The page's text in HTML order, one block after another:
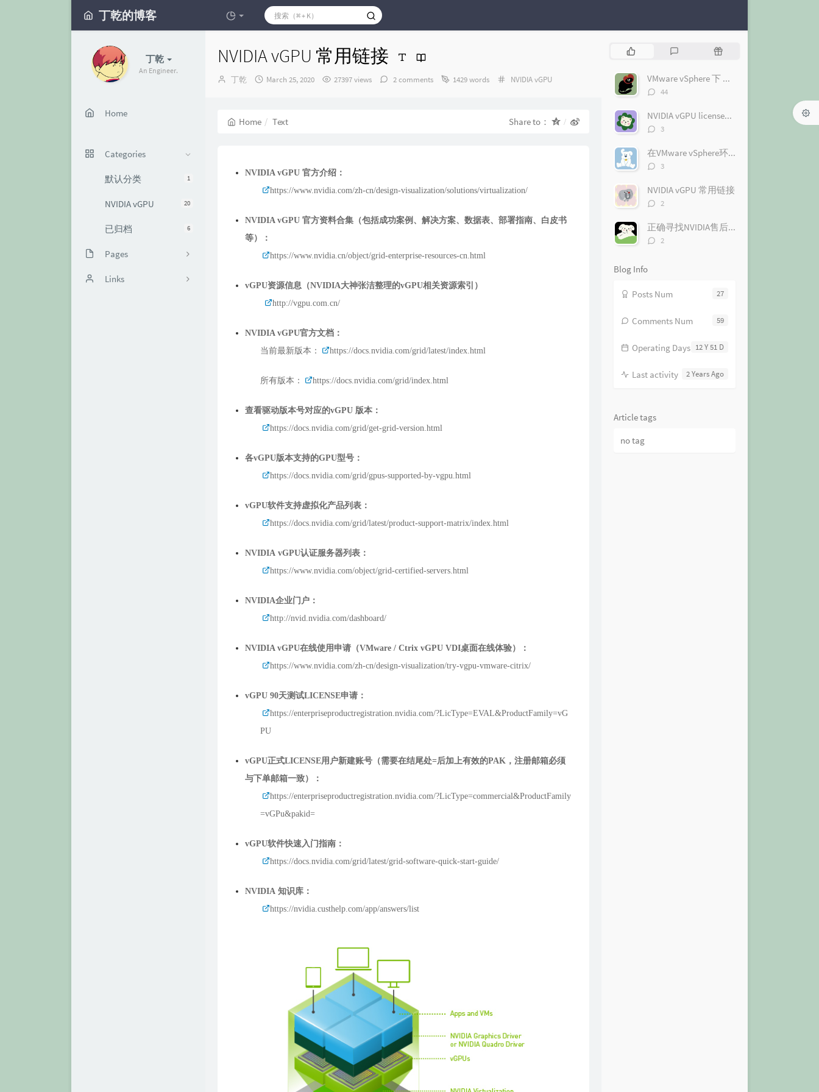
丁乾的博客
丁乾
An Engineer.
Home
Categories
1
默认分类
20
NVIDIA vGPU
6
已归档
Pages
时光机
Links
NVIDIA vGPU 常用链接
Author：
丁乾
发
March 25, 2020 27397 views 2 comments 1429 words Categories：
NVIDIA vGPU
Home Text Share to：
NVIDIA vGPU 官方介绍：
https://www.nvidia.com/zh-cn/design-visualization/solutions/virtualization/
NVIDIA vGPU 官方资料合集（包括成功案例、解决方案、数据表、部署指南、白皮书
等）：
https://www.nvidia.cn/object/grid-enterprise-resources-cn.html
vGPU资源信息（NVIDIA大神张洁整理的vGPU相关资源索引）
http://vgpu.com.cn/
NVIDIA vGPU官方文档：
当前最新版本：
https://docs.nvidia.com/grid/latest/index.html
所有版本： https://docs.nvidia.com/grid/index.html
查看驱动版本号对应的vGPU 版本：
https://docs.nvidia.com/grid/get-grid-version.html
各vGPU版本支持的GPU型号：
https://docs.nvidia.com/grid/gpus-supported-by-vgpu.html
vGPU软件支持虚拟化产品列表：
https://docs.nvidia.com/grid/latest/product-support-matrix/index.html
NVIDIA vGPU认证服务器列表：
https://www.nvidia.com/object/grid-certified-servers.html
NVIDIA企业门户：
http://nvid.nvidia.com/dashboard/
NVIDIA vGPU在线使用申请（VMware / Ctrix vGPU VDI桌面在线体验）：
https://www.nvidia.com/zh-cn/design-visualization/try-vgpu-vmware-citrix/
vGPU 90天测试LICENSE申请：
https://enterpriseproductregistration.nvidia.com/?LicType=EVAL&ProductFamily=vG
PU
vGPU正式LICENSE用户新建账号（需要在结尾处=后加上有效的PAK ，注册邮箱必须
与下单邮箱一致）：
https://enterpriseproductregistration.nvidia.com/?LicType=commercial&ProductFamily
=vGPu&pakid=
vGPU软件快速入门指南：
https://docs.nvidia.com/grid/latest/grid-software-quick-start-guide/
NVIDIA 知识库：
https://nvidia.custhelp.com/app/answers/list
p
a
r
r
t
c
l
s
t
t
m
n
R
m
t
l
VMware vSphere 下 NVIDIA vGPU 驱动的安装和配置
评
数：
44
NVIDIA vGPU license注册与激活（2.0版本）（图文+视频）
评
数：
3
在VMware vSphere环境下启用带vGPU的vMotion
评
数：
3
NVIDIA vGPU 常用链接
评
数：
2
正确寻找NVIDIA售后支持（图文+视频）
评
2
Blog Info
27
Posts Num
59
Comments Num
12 Y 51 D
Operating Days
2 Years Ago
Last activity
Article tags
no tag